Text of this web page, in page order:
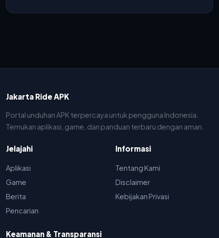
Jakarta Ride APK
Portal unduhan APK terpercaya untuk pengguna Indonesia.
Temukan aplikasi, game, dan panduan terbaru dengan aman.
Jelajahi
Aplikasi
Game
Berita
Pencarian
Informasi
Tentang Kami
Disclaimer
Kebijakan Privasi
Keamanan & Transparansi